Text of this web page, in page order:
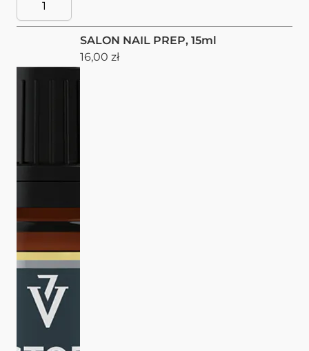
SALON NAIL PREP, 15ml
16,00 zł